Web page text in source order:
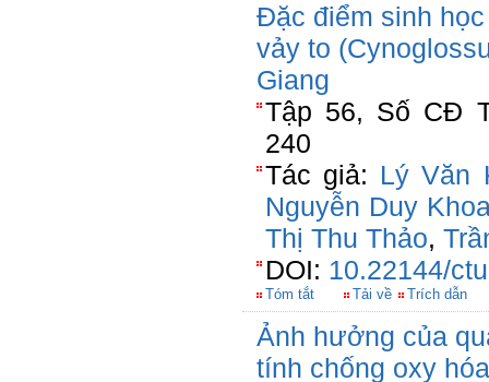
Đặc điểm sinh
vảy to
Giang
Tập 56, Số CĐ
240
Tác giả: Lý Văn
Nguyễn Duy
Thị Thu Thảo,
DOI: 10.22144/
Tóm tắt Tải về Trích dẫn
Ảnh hưởng của
tính chống oxy